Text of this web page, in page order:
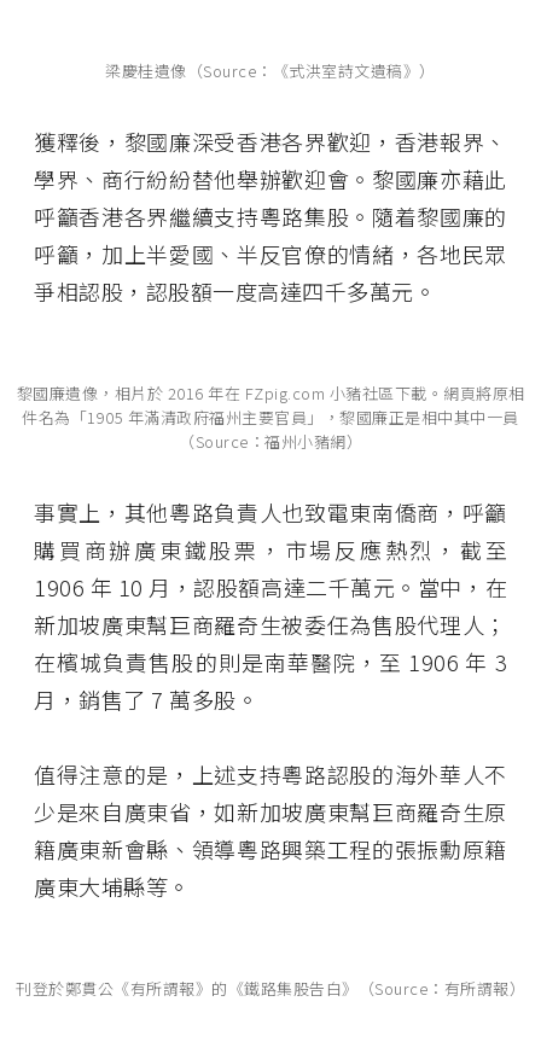
梁慶桂遺像（Source：《式洪室詩文遺稿》）
獲釋後，黎國廉深受香港各界歡迎，香港報界、
學界、商行紛紛替他舉辦歡迎會。黎國廉亦藉此
呼籲香港各界繼續支持粵路集股。隨着黎國廉的
呼籲，加上半愛國、半反官僚的情緒，各地民眾
爭相認股，認股額一度高達四千多萬元。
黎國廉遺像，相片於 2016 年在 FZpig.com 小豬社區下載。網頁將原相
件名為「1905 年滿清政府福州主要官員」，黎國廉正是相中其中一員
（Source：福州小豬網）
事實上，其他粵路負責人也致電東南僑商，呼籲
購買商辦廣東鐵股票，市場反應熱烈，截至
1906 年 10 月，認股額高達二千萬元。當中，在
新加坡廣東幫巨商羅奇生被委任為售股代理人；
在檳城負責售股的則是南華醫院，至 1906 年 3
月，銷售了 7 萬多股。
值得注意的是，上述支持粵路認股的海外華人不
少是來自廣東省，如新加坡廣東幫巨商羅奇生原
籍廣東新會縣、領導粵路興築工程的張振勳原籍
廣東大埔縣等。
刊登於鄭貫公《有所謂報》的《鐵路集股告白》（Source：有所謂報）